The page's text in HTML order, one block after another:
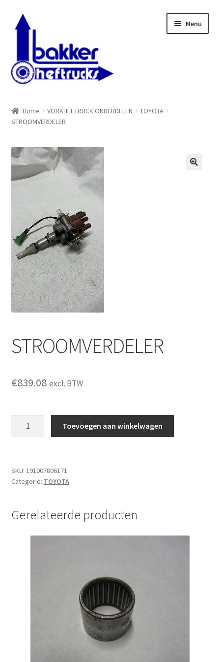
Ga
door
navigatie
Ga
naar
Menu
Shop
Contact
Home VORKHEFTRUCK ONDERDELEN
TOYOTA
STROOMVERDELER
STROOMVERDELER
€839.08 excl. BTW
Toevoegen aan winkelwagen
SKU: 191007806171
Categorie: TOYOTA
Gerelateerde producten